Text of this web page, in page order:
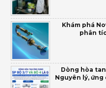
Khám phá
phân
Dòng hòa tan
Nguyên lý,